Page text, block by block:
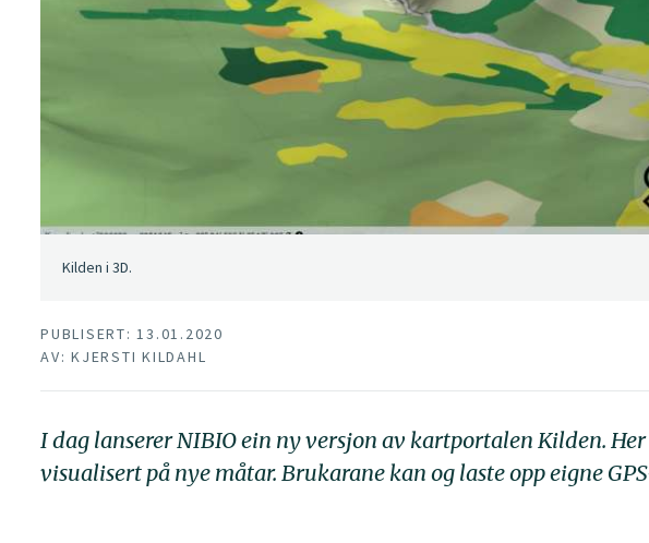
Kilden i 3D.
PUBLISERT: 13.01.2020
AV: KJERSTI KILDAHL
I dag lanserer NIBIO ein ny versjon av kartportalen Kilden.
visualisert på nye måtar. Brukarane kan og laste opp eigne